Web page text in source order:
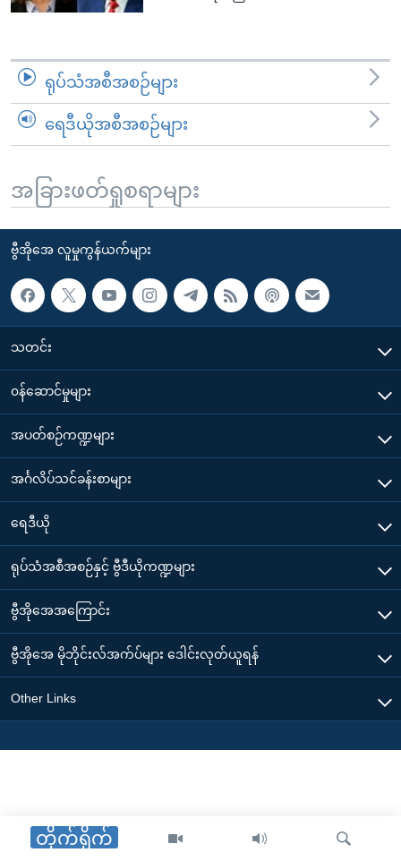
တိုက်ရိုက်
ရုပ်သံအစီအစဉ်များ
ရေဒီယိုအစီအစဉ်များ
အခြားဖတ်ရှုစရာများ
ဗွီအိုအေ လူမှုကွန်ယက်များ
သတင်း
၀န်ဆောင်မှုများ
အပတ်စဉ်ကဏ္ဍများ
အင်္ဂလိပ်သင်ခန်းစာများ
ရေဒီယို
ရုပ်သံအစီအစဉ်နှင့် ဗွီဒီယိုကဏ္ဍများ
ဗွီအိုအေအကြောင်း
ဗွီအိုအေ မိုဘိုင်းလ်အက်ပ်များ ဒေါင်းလုတ်ယူရန်
Other Links